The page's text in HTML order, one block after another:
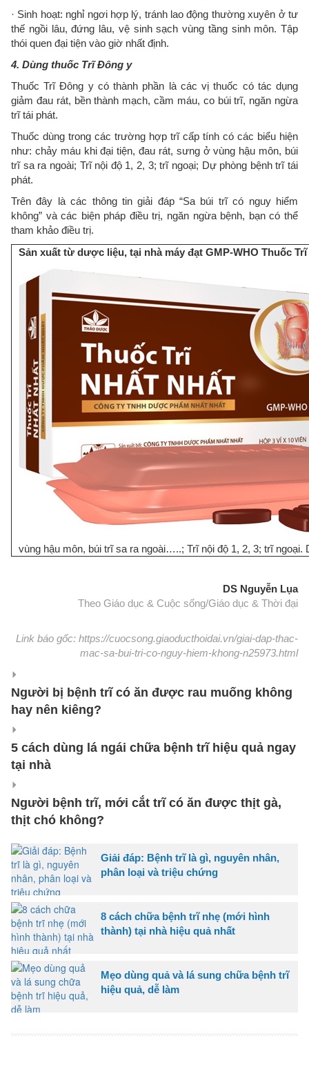
· Sinh hoạt: nghỉ ngơi hợp lý, tránh lao động thường xuyên ở tư
thế ngồi lâu, đứng lâu, vệ sinh sạch vùng tầng sinh môn. Tập
thói quen đại tiện vào giờ nhất định.
4. Dùng thuốc Trĩ Đông y
Thuốc Trĩ Đông y có thành phần là các vị thuốc có tác dụng
giảm đau rát, bền thành mạch, cầm máu, co búi trĩ, ngăn ngừa
trĩ tái phát.
Thuốc dùng trong các trường hợp trĩ cấp tính có các biểu hiện
như: chảy máu khi đại tiện, đau rát, sưng ở vùng hậu môn, búi
trĩ sa ra ngoài; Trĩ nội độ 1, 2, 3; trĩ ngoại; Dự phòng bệnh trĩ tái
phát.
Trên đây là các thông tin giải đáp “Sa búi trĩ có nguy hiểm
không” và các biện pháp điều trị, ngăn ngừa bệnh, bạn có thể
tham khảo điều trị.
Sản xuất từ dược liệu, tại nhà máy đạt GMP-WHO Thuốc
vùng hậu môn, búi trĩ sa ra ngoài…..; Trĩ nội độ 1, 2, 3; trĩ ngoại.
DS Nguyễn Lụa
Theo Giáo dục & Cuộc sống/Giáo dục & Thời đại
Link báo gốc: https://cuocsong.giaoducthoidai.vn/giai-dap-thac-
mac-sa-bui-tri-co-nguy-hiem-khong-n25973.html
Người bị bệnh trĩ có ăn được rau muống không
hay nên kiêng?
5 cách dùng lá ngái chữa bệnh trĩ hiệu quả ngay
tại nhà
Người bệnh trĩ, mới cắt trĩ có ăn được thịt gà,
thịt chó không?
Giải đáp: Bệnh trĩ là gì, nguyên nhân,
phân loại và triệu chứng
8 cách chữa bệnh trĩ nhẹ (mới hình
thành) tại nhà hiệu quả nhất
Mẹo dùng quả và lá sung chữa bệnh trĩ
hiệu quả, dễ làm